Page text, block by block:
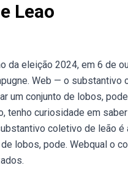
Leao
da eleição 2024, em 6 de
Web — o
um conjunto de lobos,
tenho curiosidade em
coletivo de leão
lobos, pode. Webqual o